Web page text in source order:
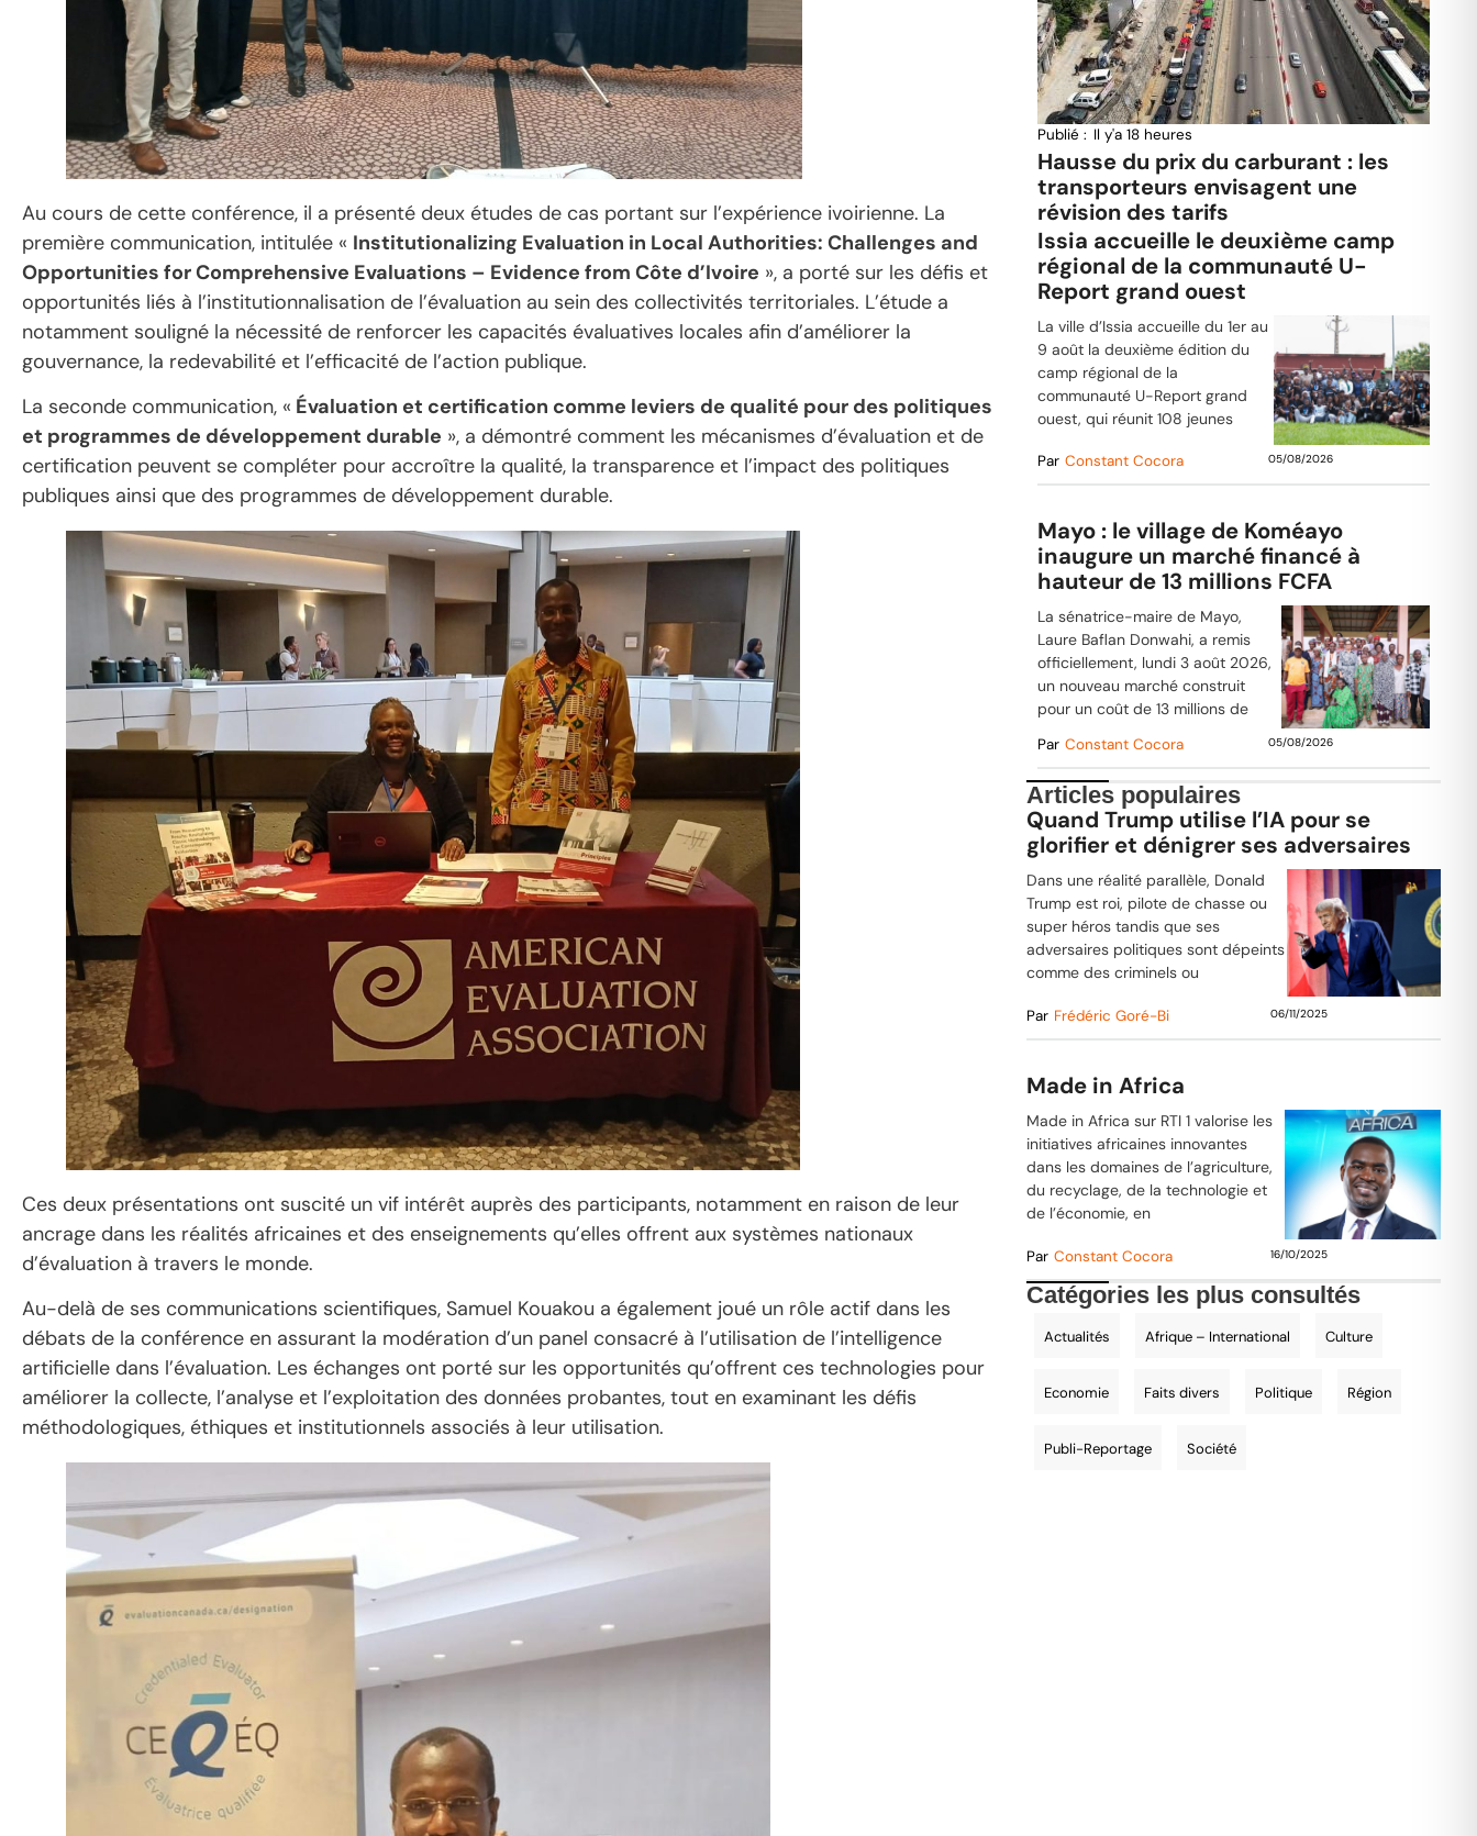
Au cours de cette conférence, il a présenté deux études de cas portant sur l’expérience ivoirienne. La
première communication, intitulée « Institutionalizing Evaluation in Local Authorities: Challenges and
Opportunities for Comprehensive Evaluations – Evidence from Côte d’Ivoire », a porté sur les défis et
opportunités liés à l’institutionnalisation de l’évaluation au sein des collectivités territoriales. L’étude a
notamment souligné la nécessité de renforcer les capacités évaluatives locales afin d’améliorer la
gouvernance, la redevabilité et l’efficacité de l’action publique.
La seconde communication, « Évaluation et certification comme leviers de qualité pour des politiques
et programmes de développement durable », a démontré comment les mécanismes d’évaluation et de
certification peuvent se compléter pour accroître la qualité, la transparence et l’impact des politiques
publiques ainsi que des programmes de développement durable.
Ces deux présentations ont suscité un vif intérêt auprès des participants, notamment en raison de leur
ancrage dans les réalités africaines et des enseignements qu’elles offrent aux systèmes nationaux
d’évaluation à travers le monde.
Au-delà de ses communications scientifiques, Samuel Kouakou a également joué un rôle actif dans les
débats de la conférence en assurant la modération d’un panel consacré à l’utilisation de l’intelligence
artificielle dans l’évaluation. Les échanges ont porté sur les opportunités qu’offrent ces technologies pour
améliorer la collecte, l’analyse et l’exploitation des données probantes, tout en examinant les défis
méthodologiques, éthiques et institutionnels associés à leur utilisation.
Publié : Il y'a 18 heures
Hausse du prix du carburant : les
transporteurs envisagent une
révision des tarifs
Issia accueille le deuxième camp
régional de la communauté U-
Report grand ouest
La ville d’Issia accueille du 1er au
9 août la deuxième édition du
camp régional de la
communauté U-Report grand
ouest, qui réunit 108 jeunes
Par Constant Cocora 05/08/2026
Mayo : le village de Koméayo
inaugure un marché financé à
hauteur de 13 millions FCFA
La sénatrice-maire de Mayo,
Laure Baflan Donwahi, a remis
officiellement, lundi 3 août 2026,
un nouveau marché construit
pour un coût de 13 millions de
Par Constant Cocora 05/08/2026
Articles populaires
Quand Trump utilise l’IA pour se
glorifier et dénigrer ses adversaires
Dans une réalité parallèle, Donald
Trump est roi, pilote de chasse ou
super héros tandis que ses
adversaires politiques sont dépeints
comme des criminels ou
Par Frédéric Goré-Bi 06/11/2025
Made in Africa
Made in Africa sur RTI 1 valorise les
initiatives africaines innovantes
dans les domaines de l’agriculture,
du recyclage, de la technologie et
de l’économie, en
Par Constant Cocora 16/10/2025
Catégories les plus consultés
Actualités Afrique – International Culture
Economie Faits divers Politique Région
Publi-Reportage Société